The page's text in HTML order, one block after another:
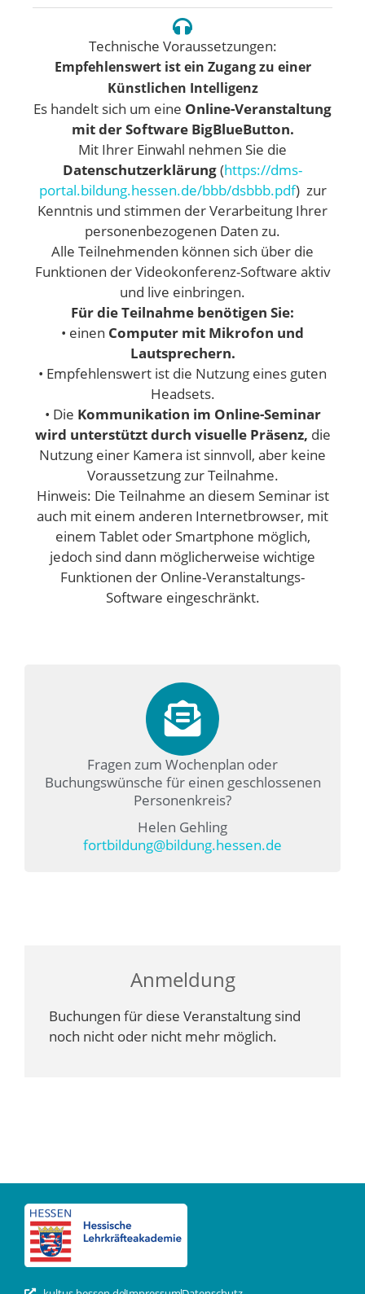
Technische Voraussetzungen:
Empfehlenswert ist ein Zugang zu einer
Künstlichen Intelligenz
Es handelt sich um eine Online-Veranstaltung
mit der Software BigBlueButton.
Mit Ihrer Einwahl nehmen Sie die
Datenschutzerklärung(https://dms-
portal.bildung.hessen.de/bbb/dsbbb.pdf) zur
Kenntnis und stimmen der Verarbeitung Ihrer
personenbezogenen Daten zu.
Alle Teilnehmenden können sich über die
Funktionen der Videokonferenz-Software aktiv
und live einbringen.
Für die Teilnahme benötigen Sie:
• einen Computer mit Mikrofon und
Lautsprechern.
• Empfehlenswert ist die Nutzung eines guten
Headsets.
• Die Kommunikation im Online-Seminar
wird unterstützt durch visuelle Präsenz, die
Nutzung einer Kamera ist sinnvoll, aber keine
Voraussetzung zur Teilnahme.
Hinweis: Die Teilnahme an diesem Seminar ist
auch mit einem anderen Internetbrowser, mit
einem Tablet oder Smartphone möglich,
jedoch sind dann möglicherweise wichtige
Funktionen der Online-Veranstaltungs-
Software eingeschränkt.
Fragen zum Wochenplan oder
Buchungswünsche für einen geschlossenen
Personenkreis?
Helen Gehling
fortbildung@bildung.hessen.de
Anmeldung
Buchungen für diese Veranstaltung sind
noch nicht oder nicht mehr möglich.